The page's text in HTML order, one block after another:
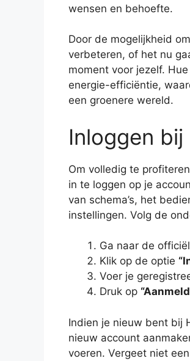
wensen en behoefte.
Door de mogelijkheid
verbeteren, of het nu
moment voor jezelf.
energie-efficiëntie,
een groenere wereld.
Inloggen
Om volledig te
in te loggen op je
van schema’s, het
instellingen. Volg de
Ga naar de
Klik op de optie
Voer je
Druk op
Indien je nieuw bent bij
nieuw account
voeren. Vergeet niet